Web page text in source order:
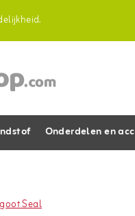
Onderdelen en
Seal